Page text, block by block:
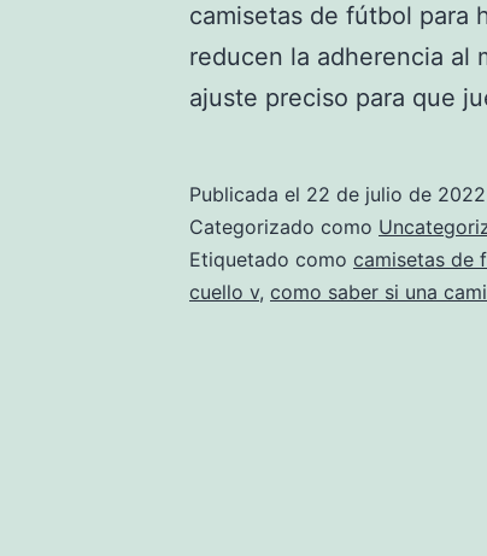
camisetas de fútbol para
reducen la adherencia al
ajuste preciso para que
Publicada el 22 de julio de 2022
Categorizado como
Etiquetado como camisetas de
cuello v, como saber si una